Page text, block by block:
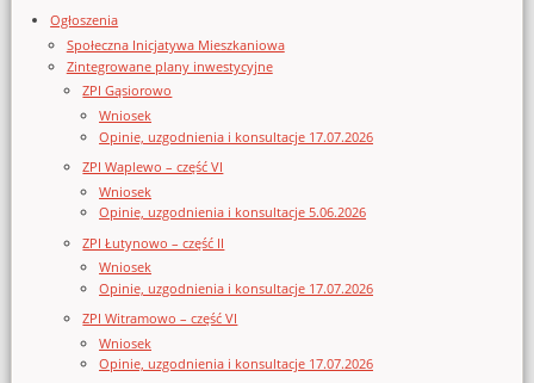
Ogłoszenia
Społeczna Inicjatywa Mieszkaniowa
Zintegrowane plany inwestycyjne
ZPI Gąsiorowo
Wniosek
Opinie, uzgodnienia i konsultacje 17.07.2026
ZPI Waplewo – część VI
Wniosek
Opinie, uzgodnienia i konsultacje 5.06.2026
ZPI Łutynowo – część II
Wniosek
Opinie, uzgodnienia i konsultacje 17.07.2026
ZPI Witramowo – część VI
Wniosek
Opinie, uzgodnienia i konsultacje 17.07.2026